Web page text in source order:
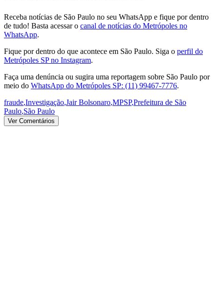
Receba notícias de São Paulo no seu WhatsApp e fique por dentro
de tudo! Basta acessar o canal de notícias do Metrópoles no
WhatsApp.
Fique por dentro do que acontece em São Paulo. Siga o perfil do
Metrópoles SP no Instagram.
Faça uma denúncia ou sugira uma reportagem sobre São Paulo por
meio do WhatsApp do Metrópoles SP: (11) 99467-7776.
fraude,Investigação,Jair Bolsonaro,MPSP,Prefeitura de São
Paulo,São Paulo
Ver Comentários